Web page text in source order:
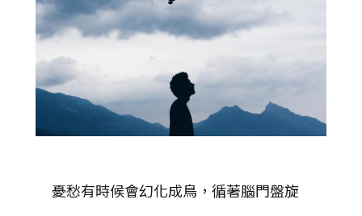
憂愁有時候會幻化成鳥，循著腦門盤旋